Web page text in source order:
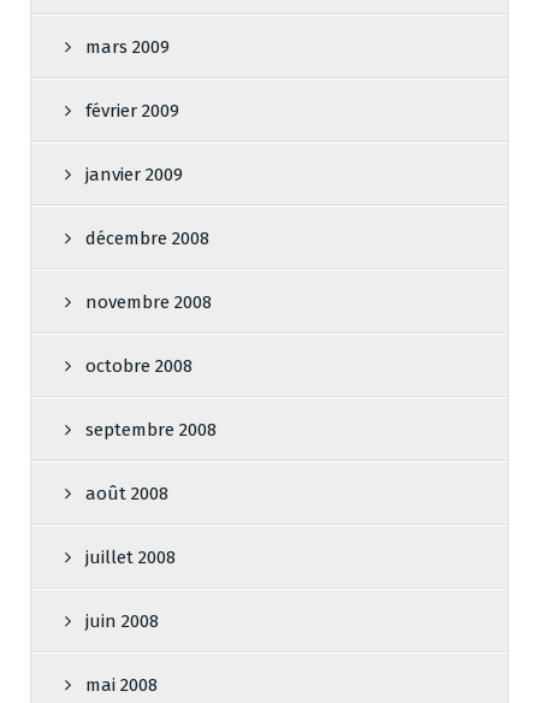
mars 2009
février 2009
janvier 2009
décembre 2008
novembre 2008
octobre 2008
septembre 2008
août 2008
juillet 2008
juin 2008
mai 2008